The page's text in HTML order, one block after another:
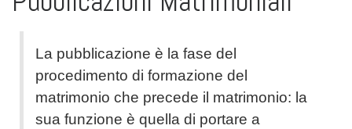
La pubblicazione è la fase del
procedimento di formazione del
matrimonio che precede il matrimonio: la
sua funzione è quella di portare a